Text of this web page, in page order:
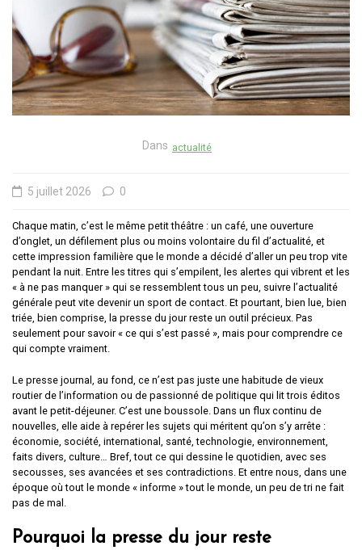
Dans actualité
5 juillet 2026 0
Chaque matin, c’est le même petit théâtre : un café, une ouverture
d’onglet, un défilement plus ou moins volontaire du fil d’actualité, et
cette impression familière que le monde a décidé d’aller un peu trop vite
pendant la nuit. Entre les titres qui s’empilent, les alertes qui vibrent et les
« à ne pas manquer » qui se ressemblent tous un peu, suivre l’actualité
générale peut vite devenir un sport de contact. Et pourtant, bien lue, bien
triée, bien comprise, la presse du jour reste un outil précieux. Pas
seulement pour savoir « ce qui s’est passé », mais pour comprendre ce
qui compte vraiment.
Le presse journal, au fond, ce n’est pas juste une habitude de vieux
routier de l’information ou de passionné de politique qui lit trois éditos
avant le petit-déjeuner. C’est une boussole. Dans un flux continu de
nouvelles, elle aide à repérer les sujets qui méritent qu’on s’y arrête :
économie, société, international, santé, technologie, environnement,
faits divers, culture… Bref, tout ce qui dessine le quotidien, avec ses
secousses, ses avancées et ses contradictions. Et entre nous, dans une
époque où tout le monde « informe » tout le monde, un peu de tri ne fait
pas de mal.
Pourquoi la presse du jour reste